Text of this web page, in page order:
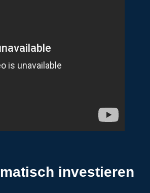
investieren